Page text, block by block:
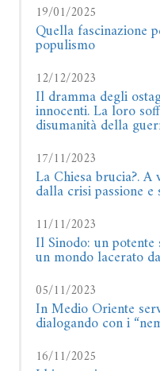
19/01/2025
Quella fascinazione
populismo
12/12/2023
Il dramma degli
innocenti. La loro
disumanità della
17/11/2023
La Chiesa brucia?. A
dalla crisi passione e
11/11/2023
Il Sinodo: un
un mondo lacerato
05/11/2023
In Medio Oriente
dialogando con i
16/11/2025